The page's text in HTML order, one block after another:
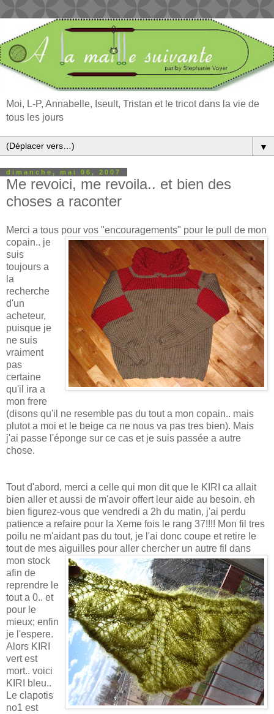
Moi, L-P, Annabelle, Iseult, Tristan et le tricot dans la vie de
tous les jours
▼
dimanche, mai 06, 2007
Me revoici, me revoila.. et bien des
choses a raconter
Merci a tous pour vos "encouragements" pour le pull de mon
copain.. je
suis
toujours a
la
recherche
d'un
acheteur,
puisque je
ne suis
vraiment
pas
certaine
qu'il ira a
mon frere
(disons qu'il ne resemble pas du tout a mon copain.. mais
plutot a moi et le beige ca ne nous va pas tres bien). Mais
j'ai passe l'éponge sur ce cas et je suis passée a autre
chose.
Tout d'abord, merci a celle qui mon dit que le KIRI ca allait
bien aller et aussi de m'avoir offert leur aide au besoin. eh
bien figurez-vous que vendredi a 2h du matin, j'ai perdu
patience a refaire pour la Xeme fois le rang 37!!!! Mon fil tres
poilu ne m'aidant pas du tout, je l'ai donc coupe et retire le
tout de mes aiguilles pour aller chercher un autre fil dans
mon stock
afin de
reprendre le
tout a 0.. et
pour le
mieux; enfin
je l'espere.
Alors KIRI
vert est
mort.. voici
KIRI bleu..
Le clapotis
no1 est